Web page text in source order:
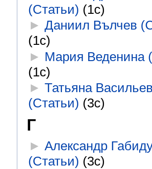
(Статьи) (1с)
►Даниил Вълчев
(1с)
► Мария Веденина
(1с)
►Татьяна
(Статьи) (3с)
Г
►Александр
(Статьи) (3с)